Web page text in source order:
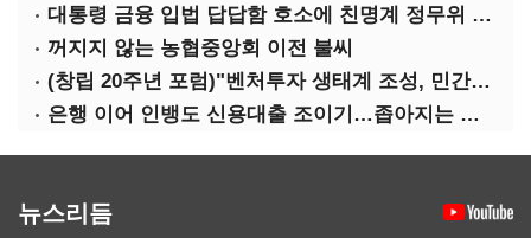
대통령 금융 입법 답답함 호소에 친명계 정무위 무더기 지원
꺼지지 않는 농협중앙회 이전 불씨
(창립 20주년 포럼)"벤처투자 생태계 조성, 민간자본이 주도해야"
은행 이어 인뱅도 신용대출 조이기…좁아지는 급전 창구
뉴스리듬